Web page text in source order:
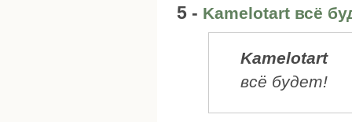
5 - Kamelotart всё
Kamelotart
всё будет!